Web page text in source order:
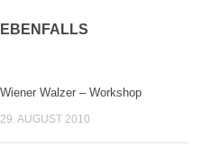
Wiener Walzer – Workshop
29. AUGUST 2010